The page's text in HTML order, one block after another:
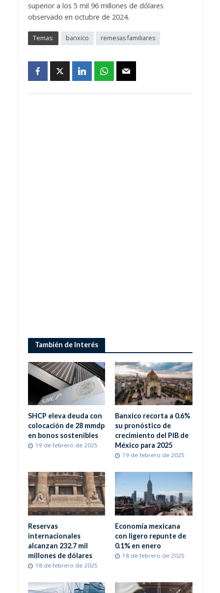
superior a los 5 mil 96 millones de dólares
observado en octubre de 2024.
Temas: banxico remesas familiares
También de Interés
SHCP eleva deuda con
colocación de 28 mmdp
en bonos sostenibles
19 de febrero de 2025
Banxico recorta a 0.6%
su pronóstico de
crecimiento del PIB de
México para 2025
19 de febrero de 2025
Reservas
internacionales
alcanzan 232.7 mil
millones de dólares
18 de febrero de 2025
Economía mexicana
con ligero repunte de
0.1% en enero
18 de febrero de 2025